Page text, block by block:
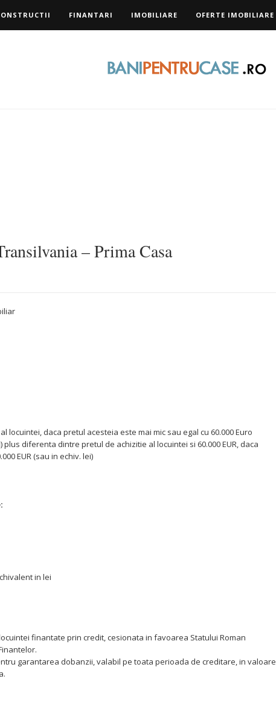
FINANTARI IMOBILIARE OFERTE IMOBILIARE
– Prima Casa
locuintei, daca pretul acesteia este mai mic sau egal cu 60.000 Euro
plus diferenta dintre pretul de achizitie al locuintei si 60.000 EUR, daca
EUR (sau in echiv. lei)
in lei
finantate prin credit, cesionata in favoarea Statului Roman
garantarea dobanzii, valabil pe toata perioada de creditare, in valoare